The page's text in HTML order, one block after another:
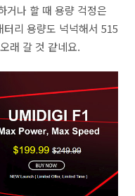
거나 할 때 용량 걱정은
리 용량도 넉넉해서 515
래 갈 것 같네요.